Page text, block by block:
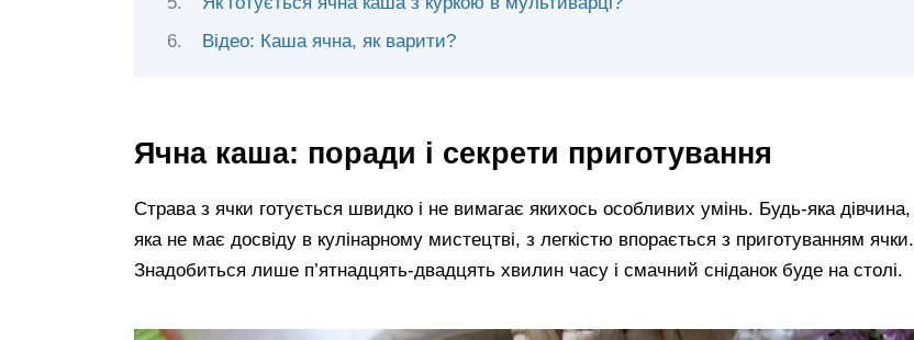
Відео: Каша ячна, як варити?
Ячна каша: поради і секрети приготування
Страва з ячки готується швидко і не вимагає якихось особливих умінь. Будь-яка дівчина,
яка не має досвіду в кулінарному мистецтві, з легкістю впорається з приготуванням ячки.
Знадобиться лише п’ятнадцять-двадцять хвилин часу і смачний сніданок буде на столі.